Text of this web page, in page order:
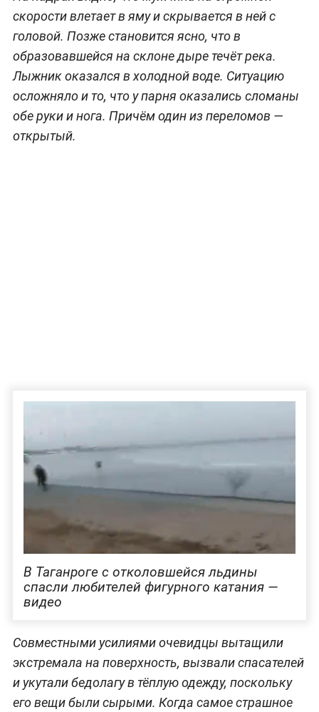
скорости влетает в яму и скрывается в ней с
головой. Позже становится ясно, что в
образовавшейся на склоне дыре течёт река.
Лыжник оказался в холодной воде. Ситуацию
осложняло и то, что у парня оказались сломаны
обе руки и нога. Причём один из переломов —
открытый.
В Таганроге с отколовшейся льдины
спасли любителей фигурного катания —
видео
Совместными усилиями очевидцы вытащили
экстремала на поверхность, вызвали спасателей
и укутали бедолагу в тёплую одежду, поскольку
его вещи были сырыми. Когда самое страшное